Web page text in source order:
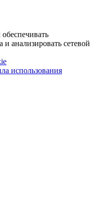
анализировать сетевой
использования